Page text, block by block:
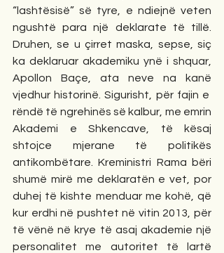
“lashtësisë” së tyre, e ndiejnë veten
ngushtë para një deklarate të tillë.
Druhen, se u çirret maska, sepse, siç
ka deklaruar akademiku ynë i shquar,
Apollon Baçe, ata neve na kanë
vjedhur historinë. Sigurisht, për fajin e
rëndë të ngrehinës së kalbur, me emrin
Akademi e Shkencave, të kësaj
shtojce mjerane të politikës
antikombëtare. Kreministri Rama bëri
shumë mirë me deklaratën e vet, por
duhej të kishte menduar me kohë, që
kur erdhi në pushtet në vitin 2013, për
të vënë në krye të asaj akademie një
personalitet me autoritet të lartë